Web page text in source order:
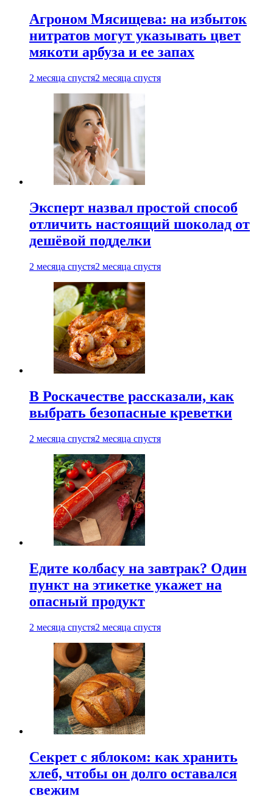
Агроном Мясищева: на избыток
нитратов могут указывать цвет
мякоти арбуза и ее запах
2 месяца спустя2 месяца спустя
Эксперт назвал простой способ
отличить настоящий шоколад от
дешёвой подделки
2 месяца спустя2 месяца спустя
В Роскачестве рассказали, как
выбрать безопасные креветки
2 месяца спустя2 месяца спустя
Едите колбасу на завтрак? Один
пункт на этикетке укажет на
опасный продукт
2 месяца спустя2 месяца спустя
Секрет с яблоком: как хранить
хлеб, чтобы он долго оставался
свежим